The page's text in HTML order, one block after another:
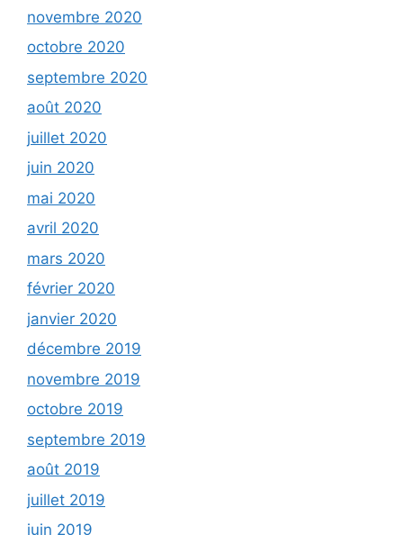
novembre 2020
octobre 2020
septembre 2020
août 2020
juillet 2020
juin 2020
mai 2020
avril 2020
mars 2020
février 2020
janvier 2020
décembre 2019
novembre 2019
octobre 2019
septembre 2019
août 2019
juillet 2019
juin 2019